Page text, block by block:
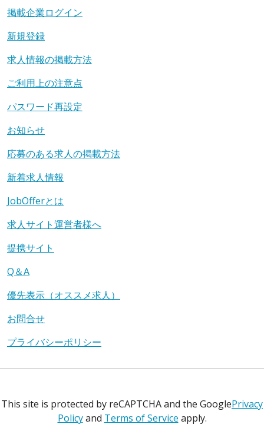
掲載企業ログイン
新規登録
求人情報の掲載方法
ご利用上の注意点
パスワード再設定
お知らせ
応募のある求人の掲載方法
新着求人情報
JobOfferとは
求人サイト運営者様へ
提携サイト
Q＆A
優先表示（オススメ求人）
お問合せ
プライバシーポリシー
This site is protected by reCAPTCHA and the GooglePrivacy
Policyand Terms of Service apply.